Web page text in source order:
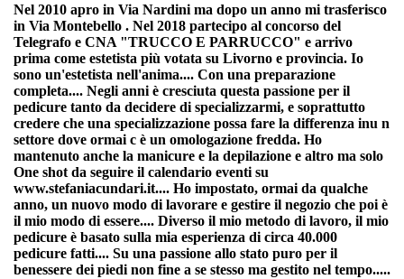
Nel 2010 apro in Via Nardini ma dopo un anno mi trasferisco
in Via Montebello . Nel 2018 partecipo al concorso del
Telegrafo e CNA "TRUCCO E PARRUCCO" e arrivo
prima come estetista più votata su Livorno e provincia. Io
sono un'estetista nell'anima.... Con una preparazione
completa.... Negli anni è cresciuta questa passione per il
pedicure tanto da decidere di specializzarmi, e soprattutto
credere che una specializzazione possa fare la differenza inu n
settore dove ormai c è un omologazione fredda. Ho
mantenuto anche la manicure e la depilazione e altro ma solo
One shot da seguire il calendario eventi su
www.stefaniacundari.it.... Ho impostato, ormai da qualche
anno, un nuovo modo di lavorare e gestire il negozio che poi è
il mio modo di essere.... Diverso il mio metodo di lavoro, il mio
pedicure è basato sulla mia esperienza di circa 40.000
pedicure fatti.... Su una passione allo stato puro per il
benessere dei piedi non fine a se stesso ma gestito nel tempo.....